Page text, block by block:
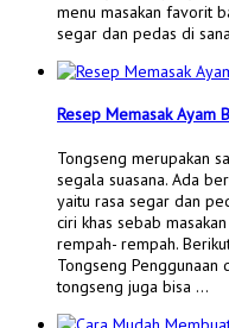
menu masakan favorit
segar dan pedas di
Resep Memasak Ayam
Tongseng merupakan
segala suasana. Ada
yaitu rasa segar dan
ciri khas sebab
rempah- rempah.
Tongseng
tongseng juga bisa …